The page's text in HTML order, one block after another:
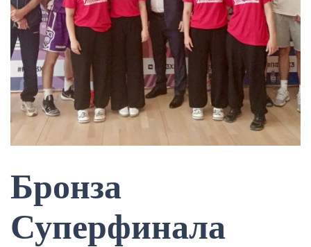
Бронза
Суперфинала